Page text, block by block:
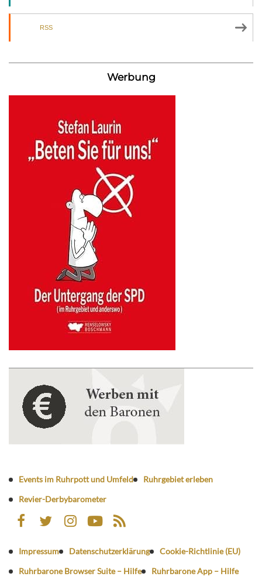
RSS
Werbung
Events im Ruhrpott und Umfeld
Ruhrgebiet erleben
Revier-Derbybarometer
Impressum Datenschutzerklärung
Cookie-Richtlinie (EU)
Ruhrbarone Browser Suite – Hilfe
Ruhrbarone App – Hilfe